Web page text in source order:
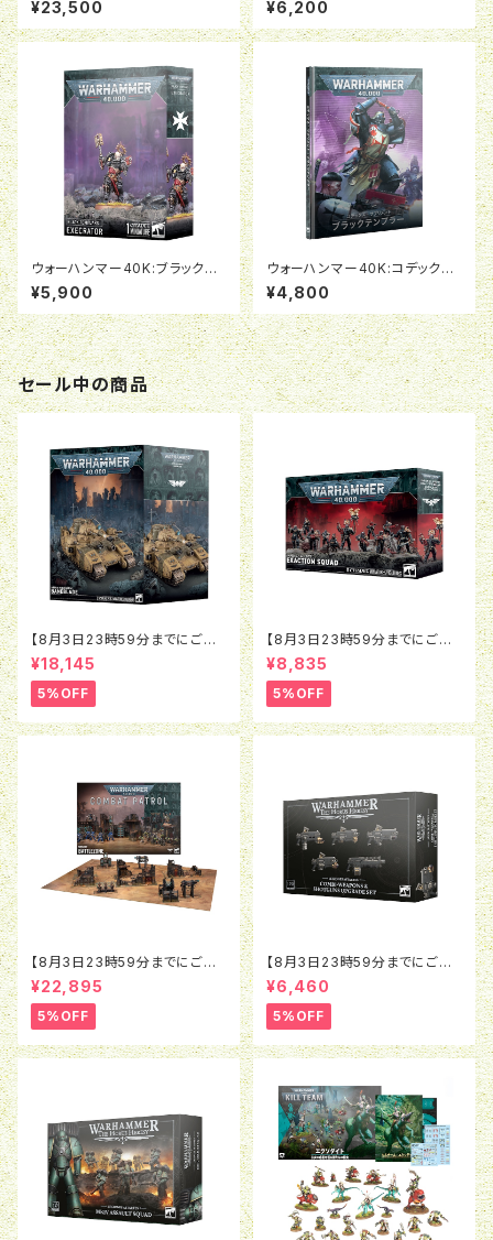
¥23,500
ント
¥6,200
ウォーハンマー40K:ブラックテ
ンプラー:エクセクレイター
¥5,900
ウォーハンマー40K:コデックス・
サプリメント:ブラックテンプラー
(日本語版)
¥4,800
セール中の商品
【8月3日23時59分までにご予
約で5％OFF】ウォーハンマー4
0K：アストラ・ミリタルム：ベイン
ブレイド
¥18,145
5%OFF
【8月3日23時59分までにご予
約で5％OFF】ウォーハンマー4
0K：インペリアル・エージェン
ト：エグザクション・スカッド
¥8,835
5%OFF
【8月3日23時59分までにご予
約で5％OFF】ウォーハンマー4
0K：コンバットパトロール：バト
ルゾーン
¥22,895
5%OFF
【8月3日23時59分までにご予
約で5％OFF】ホルスヘレシー：
レギオネス・アスタルテス：コン
ビウェポン＆ショットガン アップ
グレード
¥6,460
5%OFF